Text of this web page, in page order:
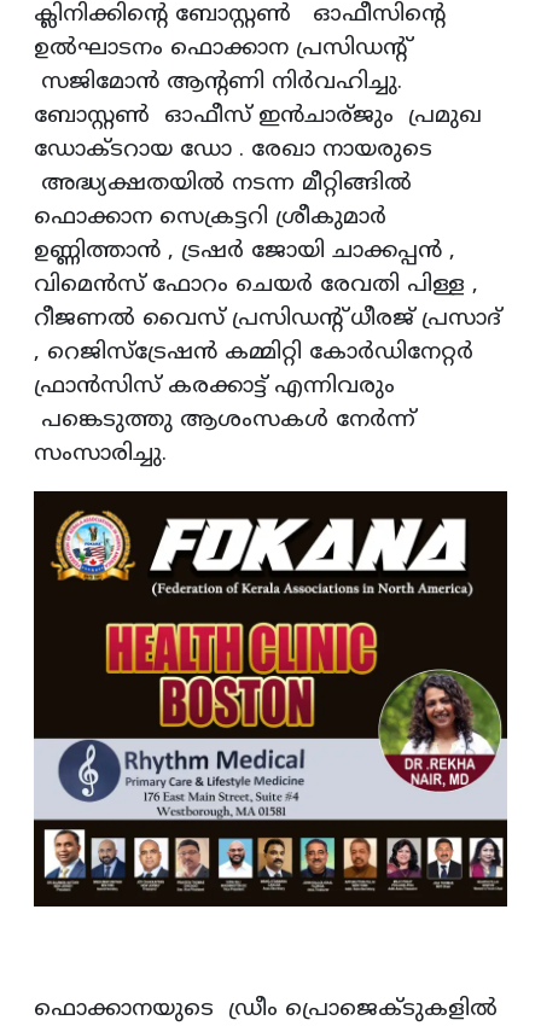
ക്ലിനിക്കിന്റെ ബോസ്റ്റൺ ഓഫീസിന്റെ
ഉൽഘാടനം ഫൊക്കാന പ്രസിഡന്റ്
സജിമോൻ ആന്റണി നിർവഹിച്ചു.
ബോസ്റ്റൺ ഓഫീസ് ഇൻചാര്ജും പ്രമുഖ
ഡോക്ടറായ ഡോ . രേഖാ നായരുടെ
അദ്ധ്യക്ഷതയിൽ നടന്ന മീറ്റിങ്ങിൽ
ഫൊക്കാന സെക്രട്ടറി ശ്രീകുമാർ
ഉണ്ണിത്താൻ , ട്രഷർ ജോയി ചാക്കപ്പൻ ,
വിമെൻസ് ഫോറം ചെയർ രേവതി പിള്ള ,
റീജണൽ വൈസ് പ്രസിഡന്റ് ധീരജ് പ്രസാദ്
, റെജിസ്ട്രേഷൻ കമ്മിറ്റി കോർഡിനേറ്റർ
ഫ്രാൻസിസ് കരക്കാട്ട് എന്നിവരും
പങ്കെടുത്തു ആശംസകൾ നേർന്ന്
സംസാരിച്ചു.
ഫൊക്കാനയുടെ ഡ്രീം പ്രൊജെക്ടുകളിൽ